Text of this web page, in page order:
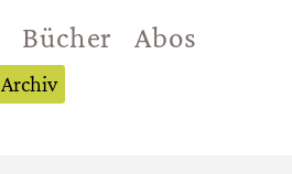
Bücher Abos
Archiv